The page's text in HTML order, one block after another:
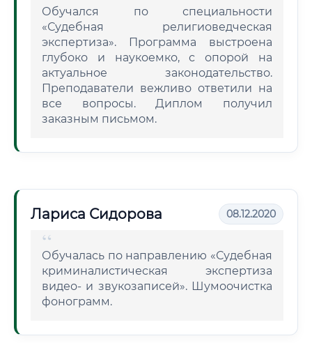
Обучался по специальности
«Судебная религиоведческая
экспертиза». Программа выстроена
глубоко и наукоемко, с опорой на
актуальное законодательство.
Преподаватели вежливо ответили на
все вопросы. Диплом получил
заказным письмом.
Лариса Сидорова 08.12.2020
Обучалась по направлению «Судебная
криминалистическая экспертиза
видео- и звукозаписей». Шумоочистка
фонограмм.